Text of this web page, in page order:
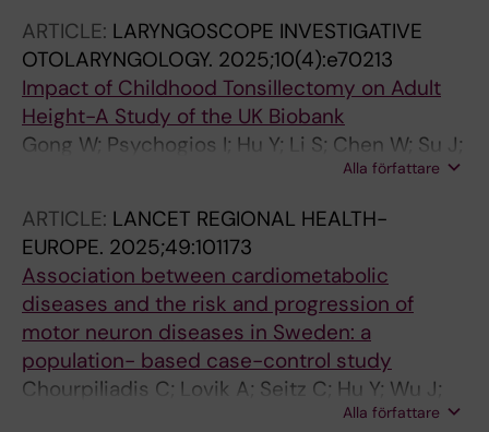
ARTICLE: LARYNGOSCOPE INVESTIGATIVE
OTOLARYNGOLOGY. 2025;10(4):e70213
Impact of Childhood Tonsillectomy on Adult
Height-A Study of the UK Biobank
Gong W; Psychogios I; Hu Y; Li S; Chen W; Su J;
Song H; Xiao X; Zhang Z; Huang Y; Fang F
Alla författare
ARTICLE: LANCET REGIONAL HEALTH-
EUROPE. 2025;49:101173
Association between cardiometabolic
diseases and the risk and progression of
motor neuron diseases in Sweden: a
population- based case-control study
Chourpiliadis C; Lovik A; Seitz C; Hu Y; Wu J;
Ljungman P; Press R; Samuelsson K; Ingre C;
Alla författare